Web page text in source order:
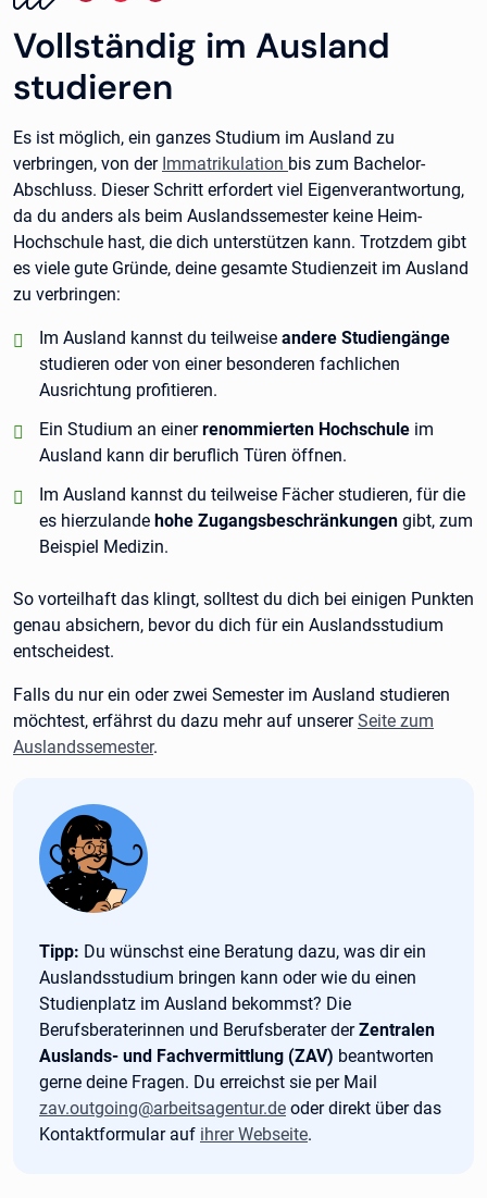
Vollständig im Ausland
studieren
Es ist möglich, ein ganzes Studium im Ausland zu
verbringen, von der Immatrikulation bis zum Bachelor-
Abschluss. Dieser Schritt erfordert viel Eigenverantwortung,
da du anders als beim Auslandssemester keine Heim-
Hochschule hast, die dich unterstützen kann. Trotzdem gibt
es viele gute Gründe, deine gesamte Studienzeit im Ausland
zu verbringen:
positiv:
Im Ausland kannst du teilweise andere Studiengänge
studieren oder von einer besonderen fachlichen
Ausrichtung profitieren.
positiv:
Ein Studium an einerrenommierten Hochschule im
Ausland kann dir beruflich Türen öffnen.
positiv:
Im Ausland kannst du teilweise Fächer studieren, für die
es hierzulande hohe Zugangsbeschränkungen gibt, zum
Beispiel Medizin.
So vorteilhaft das klingt, solltest du dich bei einigen Punkten
genau absichern, bevor du dich für ein Auslandsstudium
entscheidest.
Falls du nur ein oder zwei Semester im Ausland studieren
möchtest, erfährst du dazu mehr auf unsererSeite zum
Auslandssemester.
Tipp:
Tipp: Du wünschst eine Beratung dazu, was dir ein
Auslandsstudium bringen kann oder wie du einen
Studienplatz im Ausland bekommst? Die
Berufsberaterinnen und Berufsberater derZentralen
Auslands- und Fachvermittlung (ZAV) beantworten
gerne deine Fragen. Du erreichst sie per Mail
zav.outgoing@arbeitsagentur.de oder direkt über das
Kontaktformular auf ihrer Webseite.